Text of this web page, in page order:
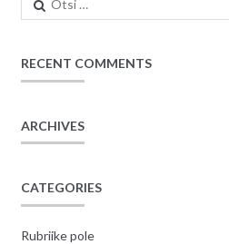
RECENT COMMENTS
ARCHIVES
CATEGORIES
Rubriike pole